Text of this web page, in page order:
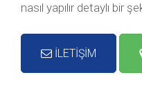
nasıl yapılır detaylı bir
İLETİŞİM